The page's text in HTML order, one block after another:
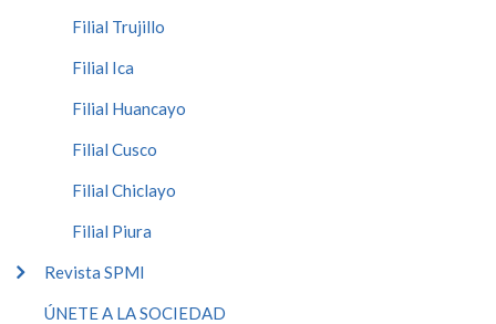
Filial Trujillo
Filial Ica
Filial Huancayo
Filial Cusco
Filial Chiclayo
Filial Piura
Revista SPMI
ÚNETE A LA SOCIEDAD